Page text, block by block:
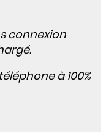
connexion
à 100%